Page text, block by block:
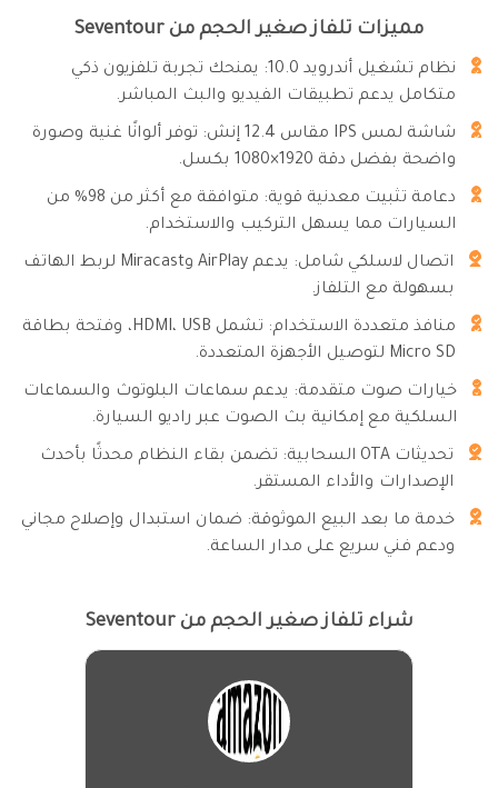
مميزات تلفاز صغير الحجم من Seventour
نظام تشغيل أندرويد 10.0: يمنحك تجربة تلفزيون ذكي
متكامل يدعم تطبيقات الفيديو والبث المباشر.
شاشة لمس IPS مقاس 12.4 إنش: توفر ألوانًا غنية وصورة
واضحة بفضل دقة 1920×1080 بكسل.
دعامة تثبيت معدنية قوية: متوافقة مع أكثر من 98% من
السيارات مما يسهل التركيب والاستخدام.
اتصال لاسلكي شامل: يدعم AirPlay وMiracast لربط الهاتف
بسهولة مع التلفاز.
منافذ متعددة الاستخدام: تشمل HDMI، USB، وفتحة بطاقة
Micro SD لتوصيل الأجهزة المتعددة.
خيارات صوت متقدمة: يدعم سماعات البلوتوث والسماعات
السلكية مع إمكانية بث الصوت عبر راديو السيارة.
تحديثات OTA السحابية: تضمن بقاء النظام محدثًا بأحدث
الإصدارات والأداء المستقر.
خدمة ما بعد البيع الموثوقة: ضمان استبدال وإصلاح مجاني
ودعم فني سريع على مدار الساعة.
شراء تلفاز صغير الحجم من Seventour